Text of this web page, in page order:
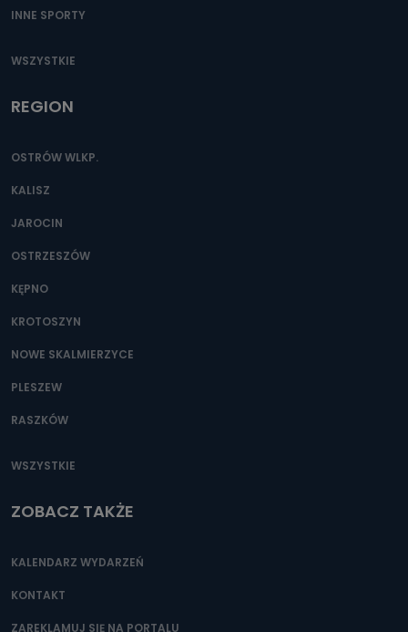
INNE SPORTY
WSZYSTKIE
REGION
OSTRÓW WLKP.
KALISZ
JAROCIN
OSTRZESZÓW
KĘPNO
KROTOSZYN
NOWE SKALMIERZYCE
PLESZEW
RASZKÓW
WSZYSTKIE
ZOBACZ TAKŻE
KALENDARZ WYDARZEŃ
KONTAKT
ZAREKLAMUJ SIĘ NA PORTALU